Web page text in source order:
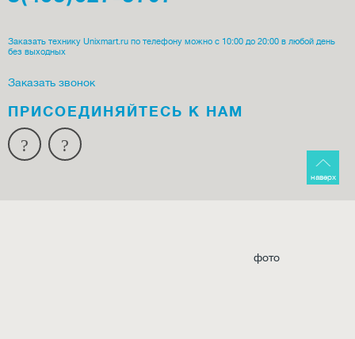
Заказать технику Unixmart.ru по телефону можно с 10:00 до 20:00 в любой день
без выходных
Заказать звонок
ПРИСОЕДИ­НЯЙТЕСЬ К НАМ
наверх